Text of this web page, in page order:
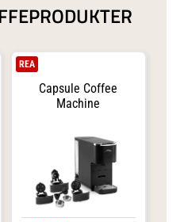
Capsule Coffee
Machine
REA